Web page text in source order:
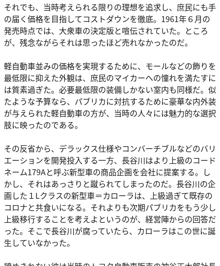
それでも、当時考えられる限りの理想を追求し、庶民にも手
の届く価格を目指してコストダウンを徹底。1961年６月の
発売時点では、大衆車の決定版と喧伝されていた。ところ
が、残念ながらそれは思ったほど売れなかったのだ。
軽自動車並みの価格を実現するために、モールなどの飾りを
最低限に抑えた外観は、庶民のマイカーへの憧れを満たすに
は質素過ぎた。必要最低限の装備しかない室内も同様だ。似
たような予算なら、パブリカに対抗するために豪華な内外装
が与えられた軽自動車の方が、当時の人々には魅力的な選択
肢に映ったのである。
その反省から、デラックス仕様やコンバーチブルなどのバリ
エーションを開発投入する一方、長谷川はより上級のコード
ネーム179Aと呼ぶ新型車の商品企画を会社に提案する。し
かし、それはあっさりと蹴られてしまったのだ。長谷川の企
画した１Lクラスの新型車＝カローラは、上級過ぎて既存の
コロナと共食いになる。それよりも次期パブリカをもう少し
上級移行することを考えよというのが、経営陣からの回答だ
った。そこで長谷川が腐っていたら、カローラはこの世に誕
生していなかった。